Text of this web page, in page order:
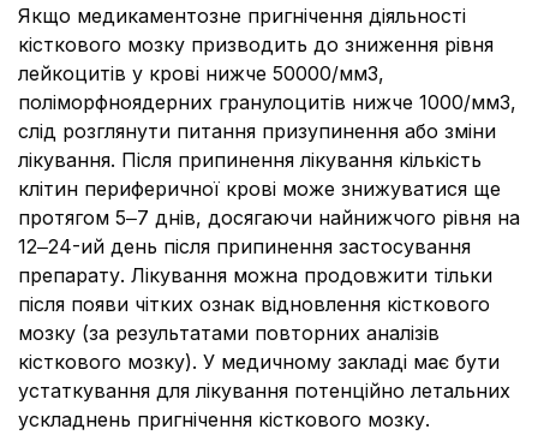
Якщо медикаментозне пригнічення діяльності
кісткового мозку призводить до зниження рівня
лейкоцитів у крові нижче 50000/мм3,
поліморфноядерних гранулоцитів нижче 1000/мм3,
слід розглянути питання призупинення або зміни
лікування. Після припинення лікування кількість
клітин периферичної крові може знижуватися ще
протягом 5‒7 днів, досягаючи найнижчого рівня на
12‒24-ий день після припинення застосування
препарату. Лікування можна продовжити тільки
після появи чітких ознак відновлення кісткового
мозку (за результатами повторних аналізів
кісткового мозку). У медичному закладі має бути
устаткування для лікування потенційно летальних
ускладнень пригнічення кісткового мозку.